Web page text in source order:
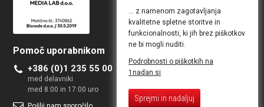
Pomoč uporabnikom
+386 (0)1 235 55 00
med delavniki
med 8:00 in 17:00 uro
Želite objaviti ponudbo
Kontakt za poslovne uporabnike
... z namenom zagotavljanja
kvalitetne spletne storitve in
funkcionalnosti, ki jih brez piškotkov
ne bi mogli nuditi.
Podrobnosti o piškotkih na
1nadan.si
Sprejmi in nadaljuj